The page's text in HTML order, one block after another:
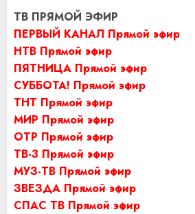
ТВ ПРЯМОЙ ЭФИР
ПЕРВЫЙ КАНАЛ Прямой эфир
НТВ Прямой эфир
ПЯТНИЦА Прямой эфир
СУББОТА! Прямой эфир
ТНТ Прямой эфир
МИР Прямой эфир
ОТР Прямой эфир
ТВ-3 Прямой эфир
МУЗ-ТВ Прямой эфир
ЗВЕЗДА Прямой эфир
СПАС ТВ Прямой эфир